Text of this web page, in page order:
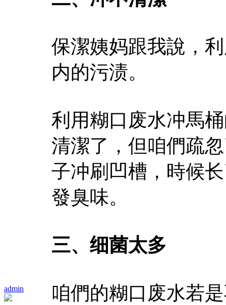
admin
保潔姨妈跟我說，
内的污渍。
利用糊口废水冲馬
清潔了，但咱們疏
子冲刷凹槽，時候
發臭味。
三、细菌太多
咱們的糊口废水若